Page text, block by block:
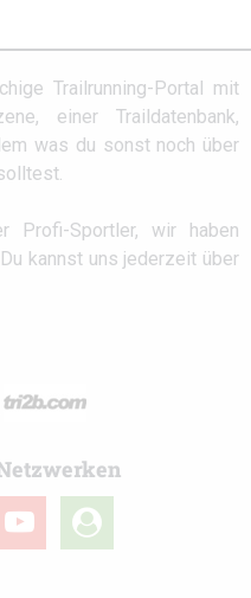
Trailrunning-Portal mit
einer Traildatenbank,
was du sonst noch über
Profi-Sportler, wir haben
kannst uns jederzeit über
youtube
user-
circle